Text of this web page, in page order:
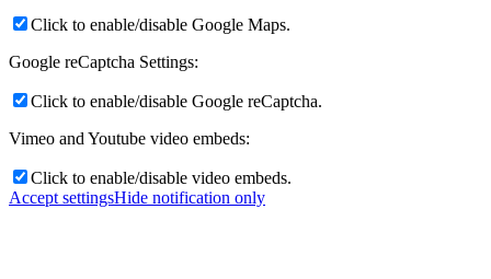
Click to enable/disable Google Maps.
Google reCaptcha Settings:
Click to enable/disable Google reCaptcha.
Vimeo and Youtube video embeds:
Click to enable/disable video embeds.
Accept settingsHide notification only